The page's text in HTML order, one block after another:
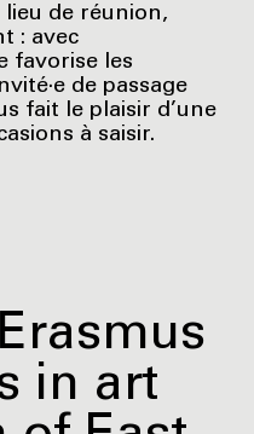
de réunion,
: avec
favorise les
de passage
fait le plaisir d’une
à saisir.
in art